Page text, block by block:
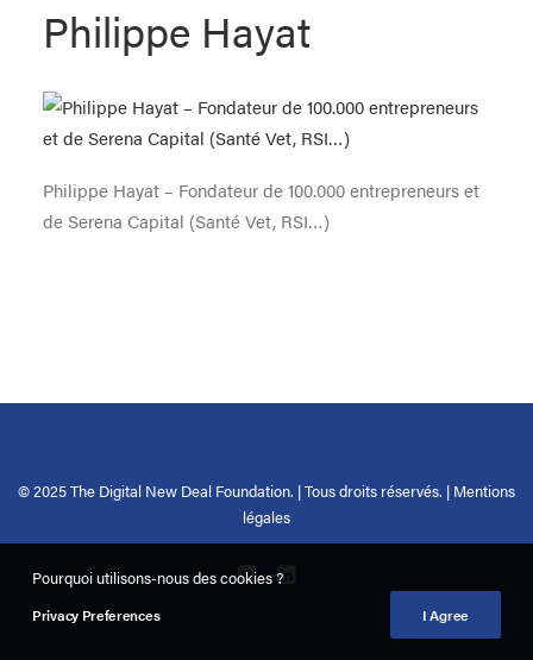
RECHERCHE
Philippe Hayat
Philippe Hayat – Fondateur de 100.000 entrepreneurs et
de Serena Capital (Santé Vet, RSI…)
© 2025 The Digital New Deal Foundation. | Tous droits réservés. | Mentions
légales
Pourquoi utilisons-nous des cookies ?
Privacy Preferences I Agree